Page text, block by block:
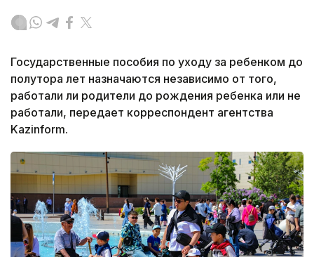
Государственные пособия по уходу за ребенком до
полутора лет назначаются независимо от того,
работали ли родители до рождения ребенка или не
работали, передает корреспондент агентства
Kazinform.